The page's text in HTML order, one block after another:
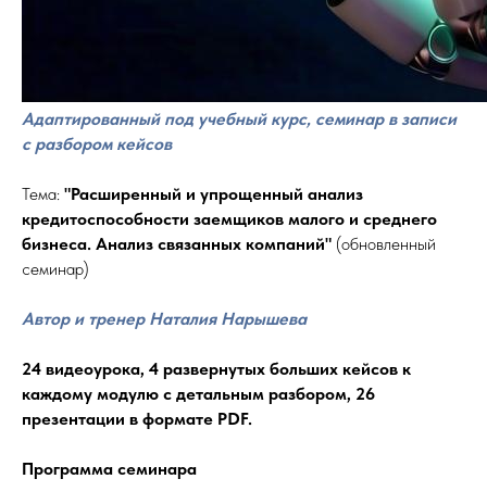
Адаптированный под учебный курс, семинар в записи
с разбором кейсов
Тема: "Расширенный и упрощенный анализ
кредитоспособности заемщиков малого и среднего
бизнеса. Анализ связанных компаний" (обновленный
семинар)
Автор и тренер Наталия Нарышева
24 видеоурока, 4 развернутых больших кейсов к
каждому модулю с детальным разбором, 26
презентации в формате PDF.
Программа семинара